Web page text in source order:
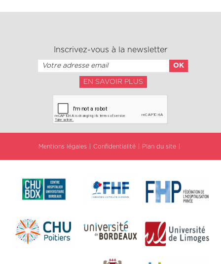
Inscrivez-vous à la newsletter
EN SAVOIR PLUS
Mentions légales Confidentialité Plan du site